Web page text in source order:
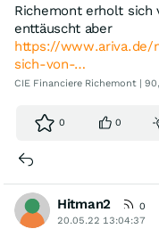
Richemont erholt sich
enttäuscht aber
https://
sich-von-…
CIE Financiere Richemont |
0 0
Hitman2
0
20.05.22 13:04:37